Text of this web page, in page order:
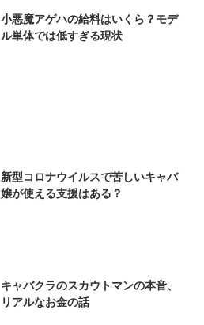
小悪魔アゲハの給料はいくら？モデ
ル単体では低すぎる現状
新型コロナウイルスで苦しいキャバ
嬢が使える支援はある？
キャバクラのスカウトマンの本音、
リアルなお金の話